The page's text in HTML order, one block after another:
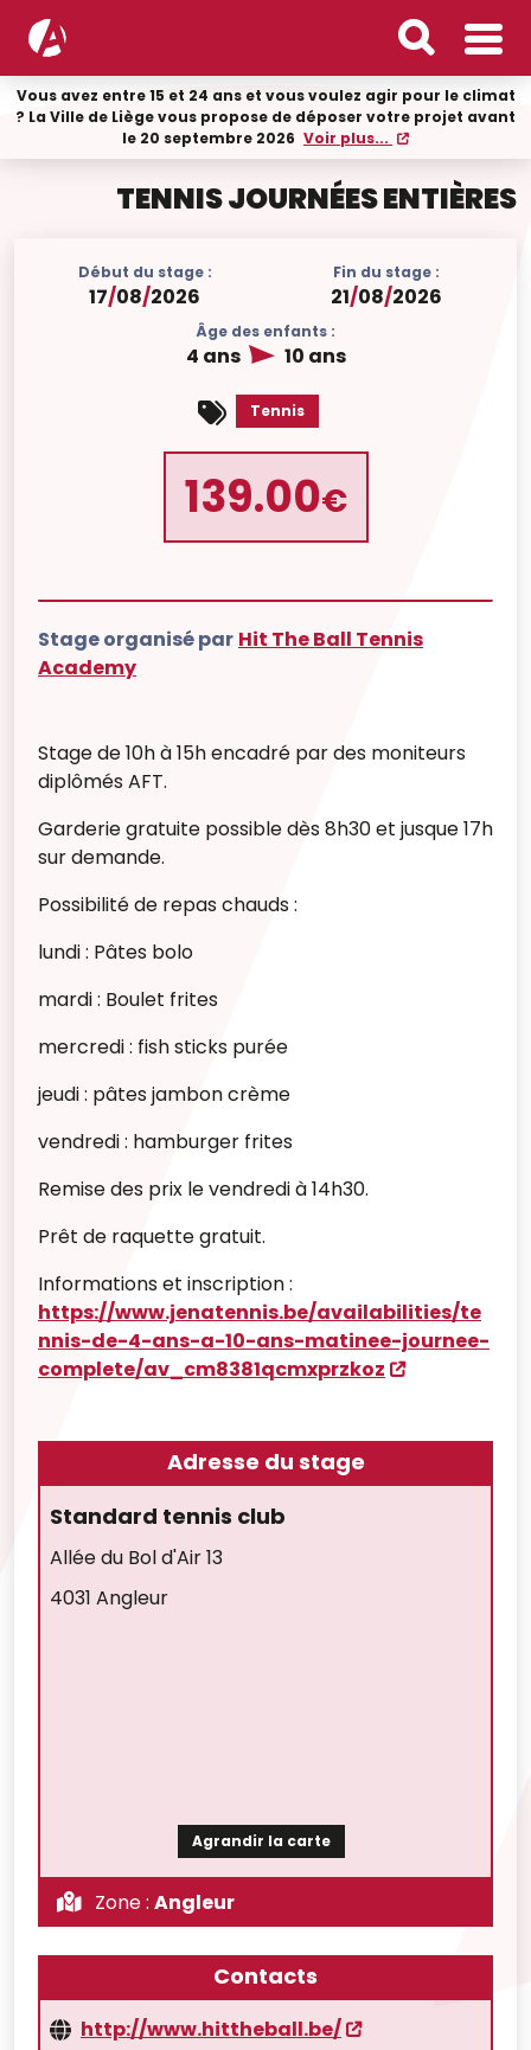
Vous avez entre 15 et 24 ans et vous voulez agir pour le climat
? La Ville de Liège vous propose de déposer votre projet avant
le 20 septembre 2026 Voir plus...
TENNIS JOURNÉES ENTIÈRES
Début du stage :
17/08/2026
Fin du stage :
21/08/2026
Âge des enfants :
4 ans 10 ans
Tennis
139.00€
Stage organisé par Hit The Ball Tennis
Academy
Stage de 10h à 15h encadré par des moniteurs
diplômés AFT.
Garderie gratuite possible dès 8h30 et jusque 17h
sur demande.
Possibilité de repas chauds :
lundi : Pâtes bolo
mardi : Boulet frites
mercredi : fish sticks purée
jeudi : pâtes jambon crème
vendredi : hamburger frites
Remise des prix le vendredi à 14h30.
Prêt de raquette gratuit.
Informations et inscription :
https://www.jenatennis.be/availabilities/te
nnis-de-4-ans-a-10-ans-matinee-journee-
complete/av_cm8381qcmxprzkoz
Adresse du stage
Standard tennis club
Allée du Bol d'Air 13
4031 Angleur
Agrandir la carte
Zone : Angleur
Contacts
http://www.hittheball.be/